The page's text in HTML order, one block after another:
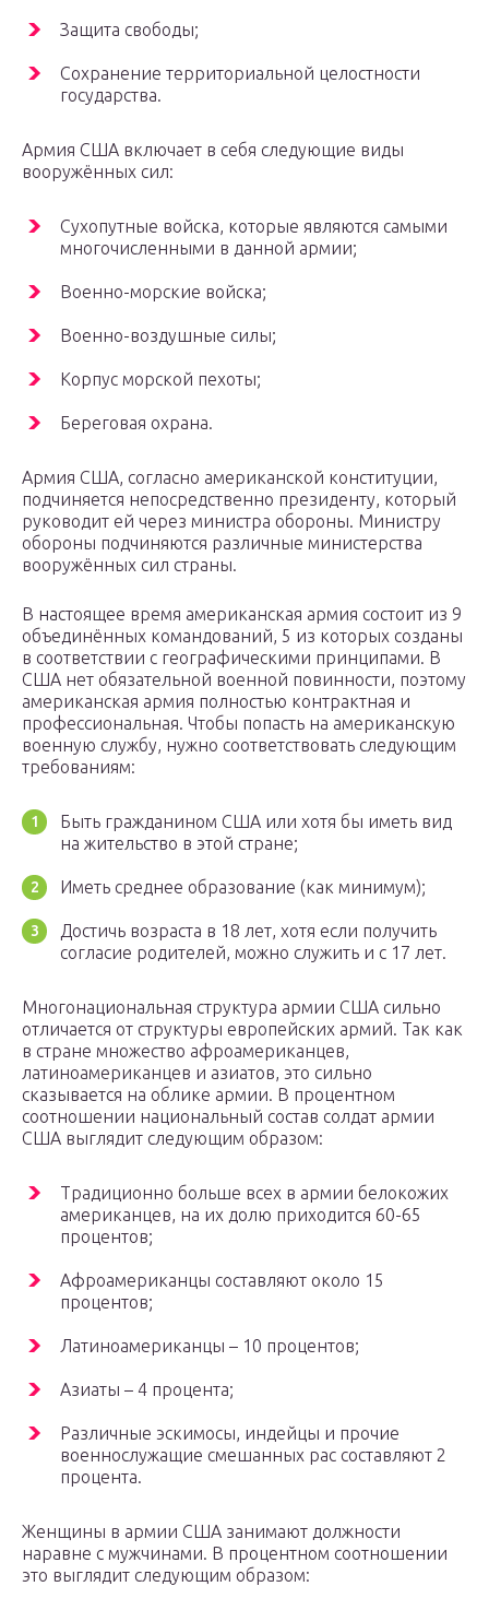
Защита свободы;
Сохранение территориальной целостности
государства.
Армия США включает в себя следующие виды
вооружённых сил:
Сухопутные войска, которые являются самыми
многочисленными в данной армии;
Военно-морские войска;
Военно-воздушные силы;
Корпус морской пехоты;
Береговая охрана.
Армия США, согласно американской конституции,
подчиняется непосредственно президенту, который
руководит ей через министра обороны. Министру
обороны подчиняются различные министерства
вооружённых сил страны.
В настоящее время американская армия состоит из 9
объединённых командований, 5 из которых созданы
в соответствии с географическими принципами. В
США нет обязательной военной повинности, поэтому
американская армия полностью контрактная и
профессиональная. Чтобы попасть на американскую
военную службу, нужно соответствовать следующим
требованиям:
Быть гражданином США или хотя бы иметь вид
на жительство в этой стране;
Иметь среднее образование (как минимум);
Достичь возраста в 18 лет, хотя если получить
согласие родителей, можно служить и с 17 лет.
Многонациональная структура армии США сильно
отличается от структуры европейских армий. Так как
в стране множество афроамериканцев,
латиноамериканцев и азиатов, это сильно
сказывается на облике армии. В процентном
соотношении национальный состав солдат армии
США выглядит следующим образом:
Традиционно больше всех в армии белокожих
американцев, на их долю приходится 60-65
процентов;
Афроамериканцы составляют около 15
процентов;
Латиноамериканцы – 10 процентов;
Азиаты – 4 процента;
Различные эскимосы, индейцы и прочие
военнослужащие смешанных рас составляют 2
процента.
Женщины в армии США занимают должности
наравне с мужчинами. В процентном соотношении
это выглядит следующим образом: